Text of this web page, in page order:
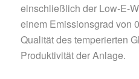
einschließlich der Low-E-
einem Emissionsgrad von
Qualität des temperierten
Produktivität der Anlage.